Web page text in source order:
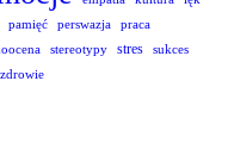
pamięć perswazja
praca
stereotypy stres sukces
zdrowie